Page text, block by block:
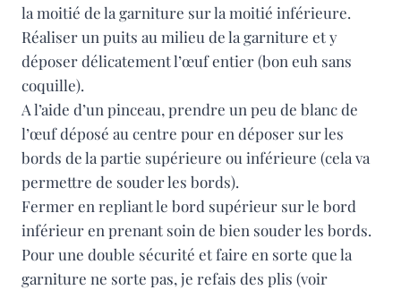
la moitié de la garniture sur la moitié inférieure.
Réaliser un puits au milieu de la garniture et y
déposer délicatement l’œuf entier (bon euh sans
coquille).
A l’aide d’un pinceau, prendre un peu de blanc de
l’œuf déposé au centre pour en déposer sur les
bords de la partie supérieure ou inférieure (cela va
permettre de souder les bords).
Fermer en repliant le bord supérieur sur le bord
inférieur en prenant soin de bien souder les bords.
Pour une double sécurité et faire en sorte que la
garniture ne sorte pas, je refais des plis (voir